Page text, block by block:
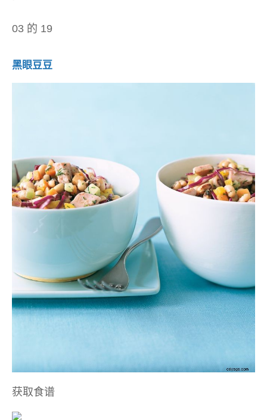
03 的 19
黑眼豆豆
获取食谱